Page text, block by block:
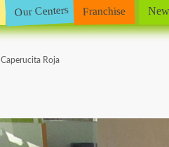
Our Centers Franchise
Caperucita Roja